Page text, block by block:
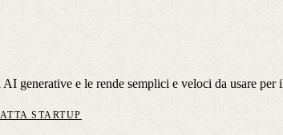
generative e le rende semplici e veloci da usare
STARTUP